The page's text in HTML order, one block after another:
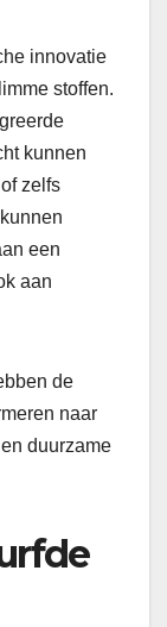
innovatie
stoffen.
kunnen
zelfs
een
aan
de
naar
duurzame